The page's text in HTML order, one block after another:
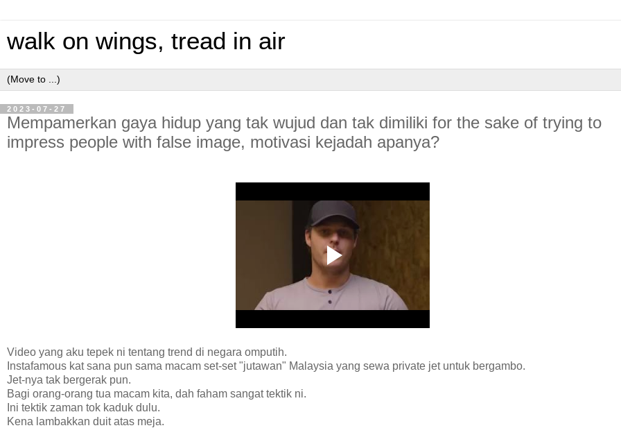
walk on wings, tread in air
2023-07-27
Mempamerkan gaya hidup yang tak wujud dan tak dimiliki for the sake of trying to
impress people with false image, motivasi kejadah apanya?
Video yang aku tepek ni tentang trend di negara omputih.
Instafamous kat sana pun sama macam set-set "jutawan" Malaysia yang sewa private jet untuk bergambo.
Jet-nya tak bergerak pun.
Bagi orang-orang tua macam kita, dah faham sangat tektik ni.
Ini tektik zaman tok kaduk dulu.
Kena lambakkan duit atas meja.